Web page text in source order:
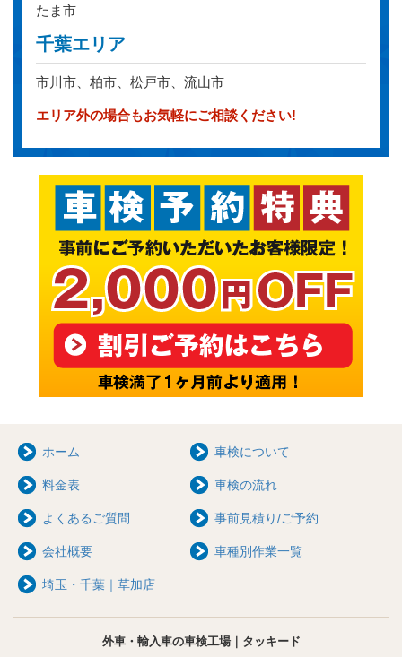
たま市
千葉エリア
市川市、柏市、松戸市、流山市
エリア外の場合もお気軽にご相談ください!
ホーム 車検について
料金表 車検の流れ
よくあるご質問 事前見積り/ご予約
会社概要 車種別作業一覧
埼玉・千葉｜草加店
外車・輸入車の車検工場｜タッキード